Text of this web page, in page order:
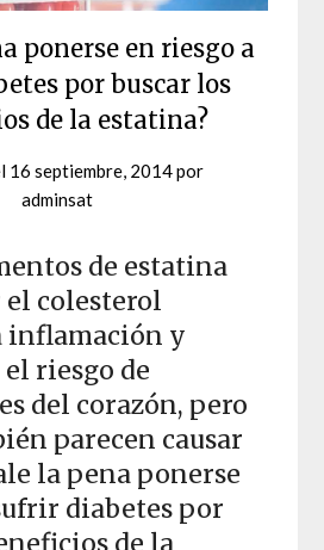
ponerse en riesgo a
por buscar los
de la estatina?
16 septiembre, 2014por
adminsat
de estatina
colesterol
inflamación y
riesgo de
del corazón, pero
parecen causar
la pena ponerse
diabetes por
de la